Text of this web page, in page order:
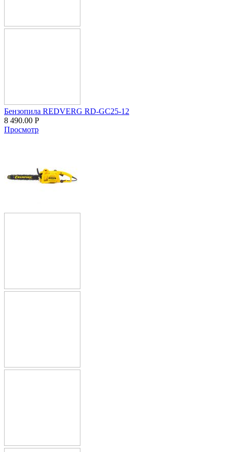
Бензопила REDVERG RD-GC25-12
8 490.00 Р
Просмотр